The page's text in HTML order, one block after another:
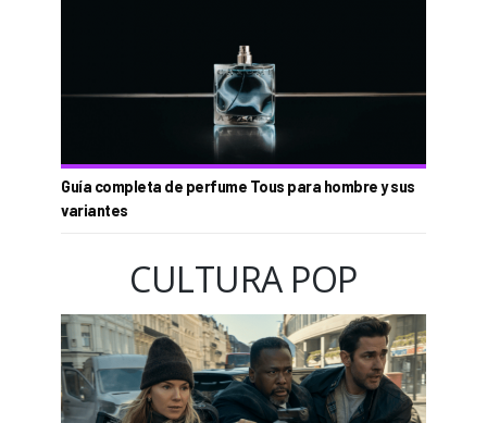
Guía completa de perfume Tous para hombre y sus
variantes
CULTURA POP